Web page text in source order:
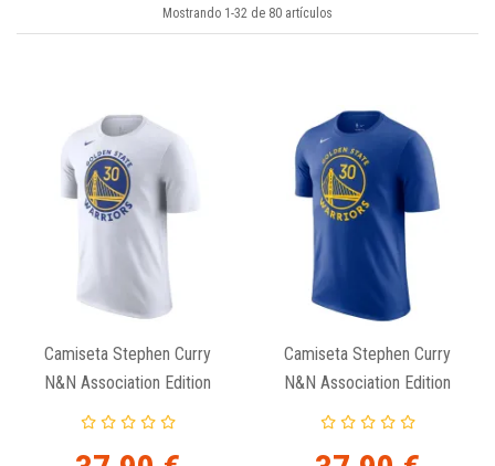
Mostrando 1-32 de 80 artículos
Camiseta Stephen Curry
N&N Association Edition
Golden State Warriors
Camiseta Stephen Curry
N&N Association Edition
Golden State Warriors Azul